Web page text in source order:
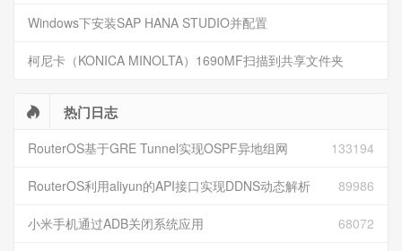
Windows下安装SAP HANA STUDIO并配置
柯尼卡（KONICA MINOLTA）1690MF扫描到共享文件夹
热门日志
133194
RouterOS基于GRE Tunnel实现OSPF异地组网
89986
RouterOS利用aliyun的API接口实现DDNS动态解析
68072
小米手机通过ADB关闭系统应用